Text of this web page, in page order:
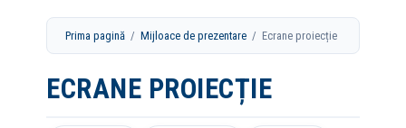
Prima pagină /Mijloace de prezentare / Ecrane proiecție
ECRANE PROIECȚIE